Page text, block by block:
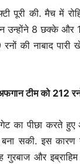
पूरी की. मैच में
उन्होंने 8 छक्के और
की नाबाद
टीम को 212
का पीछा करते हुए
बना सकी. इस
गुरबाज और